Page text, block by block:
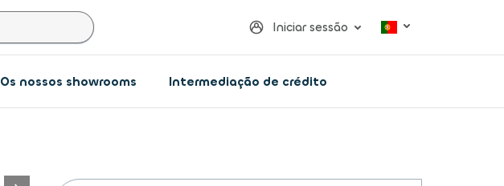
Iniciar sessão
Os nossos showrooms​ Intermediação de crédito